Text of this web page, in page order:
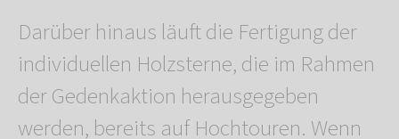
Darüber hinaus läuft die Fertigung der
individuellen Holzsterne, die im Rahmen
der Gedenkaktion herausgegeben
werden, bereits auf Hochtouren. Wenn